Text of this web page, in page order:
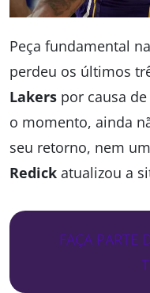
Peça fundamental
perdeu os últimos
Lakers por causa
o momento, ainda
seu retorno, nem
Redick atualizou a
FAÇA PARTE